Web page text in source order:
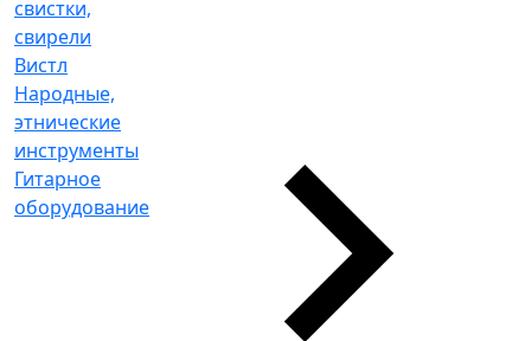
свистки,
свирели
Вистл
Народные,
этнические
инструменты
Гитарное
оборудование